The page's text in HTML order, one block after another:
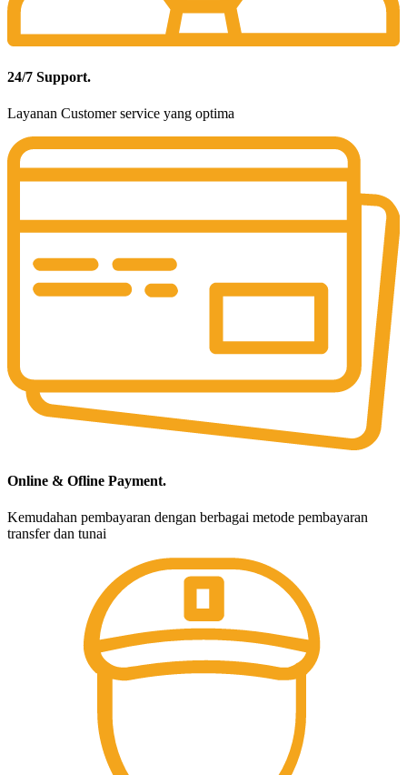
24/7 Support.
Layanan Customer service yang optima
Online & Ofline Payment.
Kemudahan pembayaran dengan berbagai metode pembayaran
transfer dan tunai